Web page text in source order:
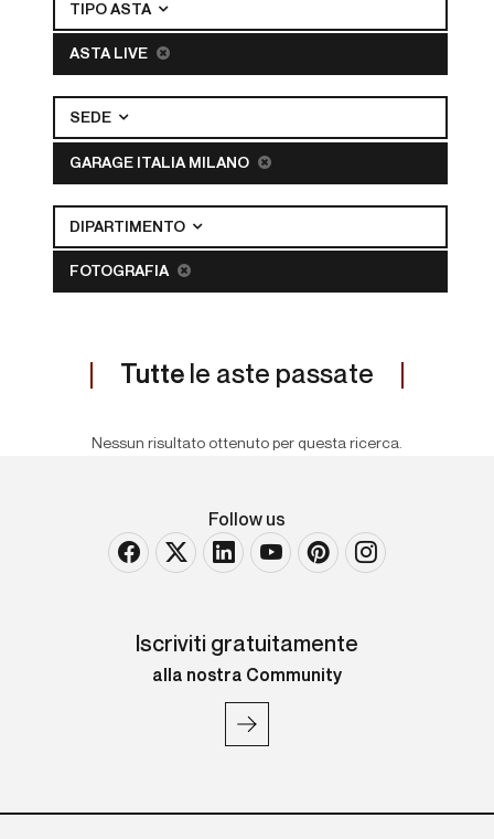
TIPO ASTA
ASTA LIVE
SEDE
GARAGE ITALIA MILANO
DIPARTIMENTO
FOTOGRAFIA
Tutte le aste passate
Nessun risultato ottenuto per questa ricerca.
Follow us
Iscriviti gratuitamente
alla nostra Community